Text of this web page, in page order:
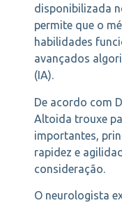
disponibilizada
permite que o
habilidades
avançados
(IA).
De acordo com
Altoida trouxe
importantes,
rapidez e
consideração.
O neurologista